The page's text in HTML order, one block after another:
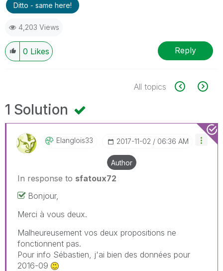
Ditto - same here!
4,203 Views
0 Likes Reply
All topics
1 Solution
Elanglois33 ‎2017-11-02 06:36 AM
Author
In response to sfatoux72
Bonjour,
Merci à vous deux.
Malheureusement vos deux propositions ne
fonctionnent pas.
Pour info Sébastien, j'ai bien des données pour
2016-09